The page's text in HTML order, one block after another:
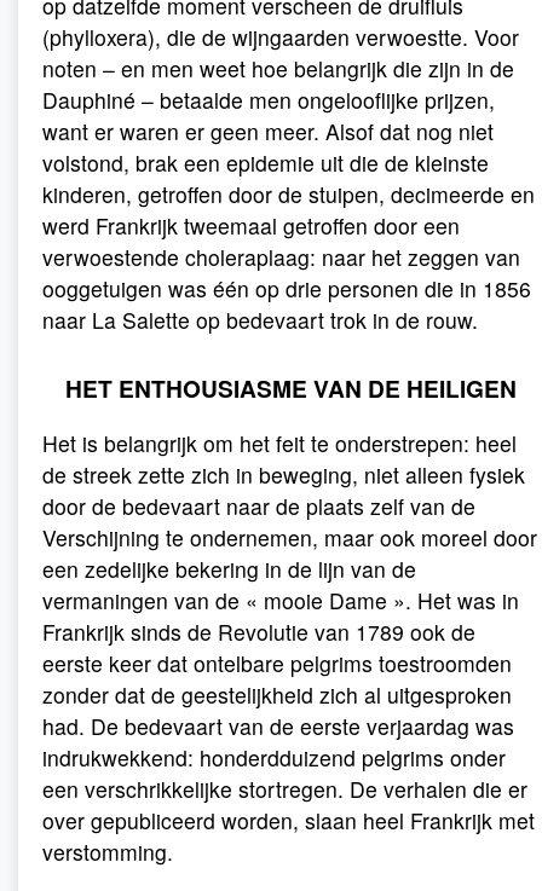
(phylloxera), die de wijngaarden verwoestte. Voor
noten – en men weet hoe belangrijk die zijn in de
Dauphiné – betaalde men ongelooflijke prijzen,
want er waren er geen meer. Alsof dat nog niet
volstond, brak een epidemie uit die de kleinste
kinderen, getroffen door de stuipen, decimeerde en
werd Frankrijk tweemaal getroffen door een
verwoestende choleraplaag: naar het zeggen van
ooggetuigen was één op drie personen die in 1856
naar La Salette op bedevaart trok in de rouw.
HET ENTHOUSIASME VAN DE HEILIGEN
Het is belangrijk om het feit te onderstrepen: heel
de streek zette zich in beweging, niet alleen fysiek
door de bedevaart naar de plaats zelf van de
Verschijning te ondernemen, maar ook moreel door
een zedelijke bekering in de lijn van de
vermaningen van de « mooie Dame ». Het was in
Frankrijk sinds de Revolutie van 1789 ook de
eerste keer dat ontelbare pelgrims toestroomden
zonder dat de geestelijkheid zich al uitgesproken
had. De bedevaart van de eerste verjaardag was
indrukwekkend: honderdduizend pelgrims onder
een verschrikkelijke stortregen. De verhalen die er
over gepubliceerd worden, slaan heel Frankrijk met
verstomming.